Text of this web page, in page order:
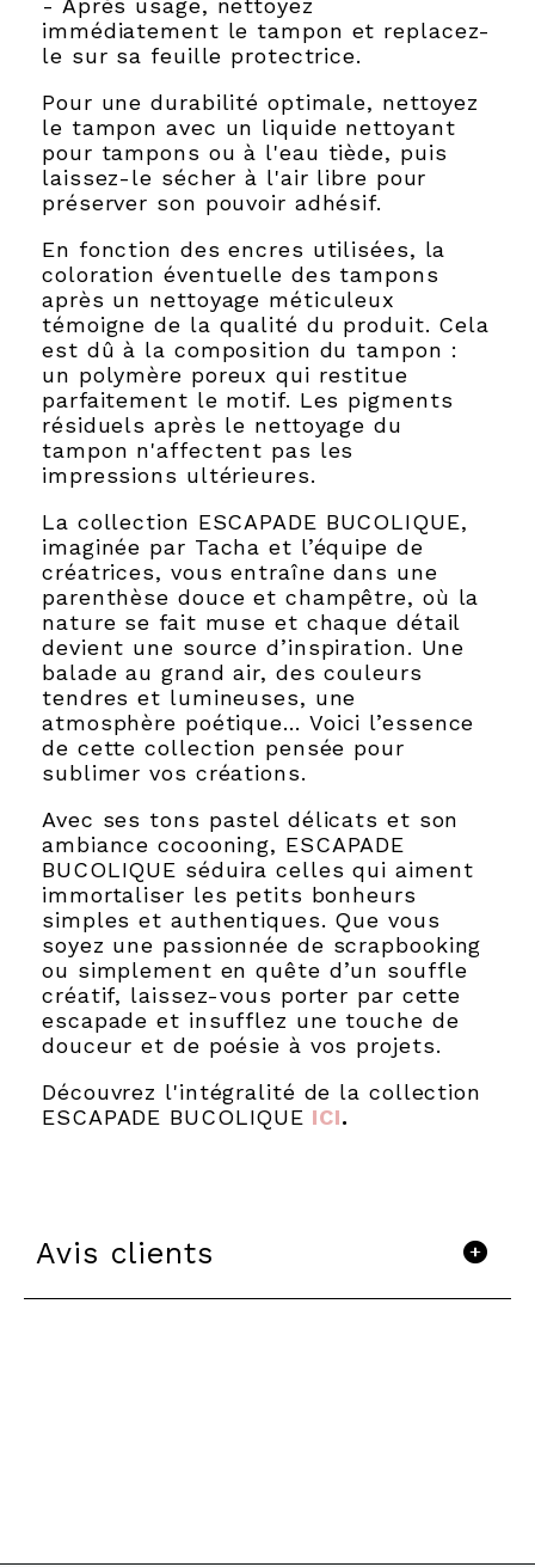
immédiatement le tampon et replacez-
le sur sa feuille protectrice.
Pour une durabilité optimale, nettoyez
le tampon avec un liquide nettoyant
pour tampons ou à l'eau tiède, puis
laissez-le sécher à l'air libre pour
préserver son pouvoir adhésif.
En fonction des encres utilisées, la
coloration éventuelle des tampons
après un nettoyage méticuleux
témoigne de la qualité du produit. Cela
est dû à la composition du tampon :
un polymère poreux qui restitue
parfaitement le motif. Les pigments
résiduels après le nettoyage du
tampon n'affectent pas les
impressions ultérieures.
La collection ESCAPADE BUCOLIQUE,
imaginée par Tacha et l’équipe de
créatrices, vous entraîne dans une
parenthèse douce et champêtre, où la
nature se fait muse et chaque détail
devient une source d’inspiration. Une
balade au grand air, des couleurs
tendres et lumineuses, une
atmosphère poétique… Voici l’essence
de cette collection pensée pour
sublimer vos créations.
Avec ses tons pastel délicats et son
ambiance cocooning, ESCAPADE
BUCOLIQUE séduira celles qui aiment
immortaliser les petits bonheurs
simples et authentiques. Que vous
soyez une passionnée de scrapbooking
ou simplement en quête d’un souffle
créatif, laissez-vous porter par cette
escapade et insufflez une touche de
douceur et de poésie à vos projets.
Découvrez l'intégralité de la collection
ESCAPADE BUCOLIQUE ICI.
Avis clients